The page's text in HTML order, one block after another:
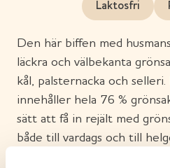
Laktosfri
Den här biffen med
läckra och välbekanta
kål, palsternacka och
innehåller hela 76 %
sätt att få in rejält med
både till vardags och till
utmärkt i en vegetarisk